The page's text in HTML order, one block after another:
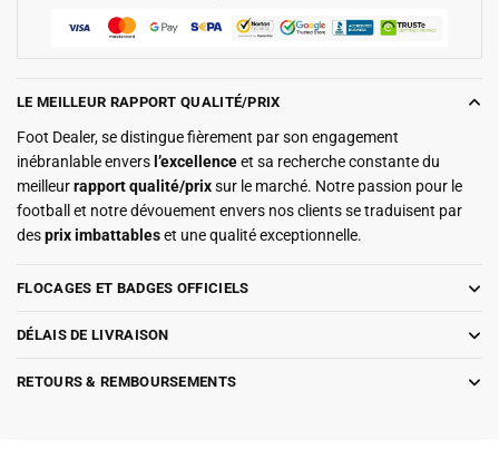
LE MEILLEUR RAPPORT QUALITÉ/PRIX
Foot Dealer, se distingue fièrement par son engagement
inébranlable envers l’excellenceet sa recherche constante du
meilleurrapport qualité/prixsur le marché. Notre passion pour le
football et notre dévouement envers nos clients se traduisent par
desprix imbattableset une qualité exceptionnelle.
FLOCAGES ET BADGES OFFICIELS
DÉLAIS DE LIVRAISON
RETOURS & REMBOURSEMENTS